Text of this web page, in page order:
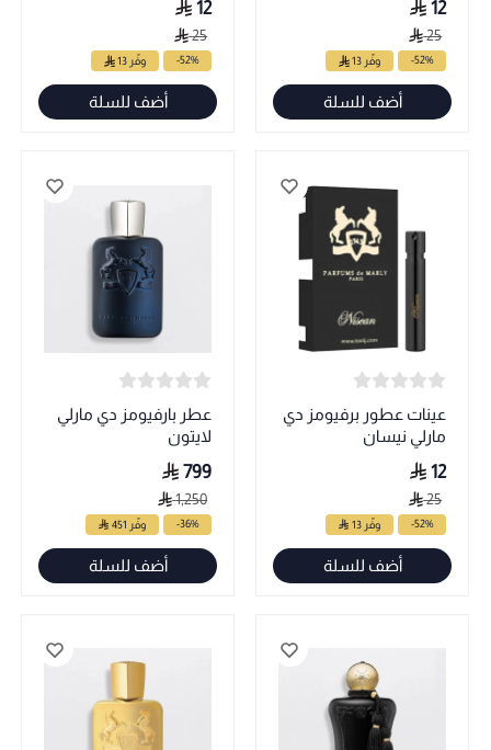
12
25
-52% وفّر 13
أضف للسلة
12
25
-52% وفّر 13
أضف للسلة
عينات عطور برفيومز دي
مارلي نيسان
12
25
-52% وفّر 13
أضف للسلة
عطر بارفيومز دي مارلي
لايتون
799
1,250
-36% وفّر 451
أضف للسلة